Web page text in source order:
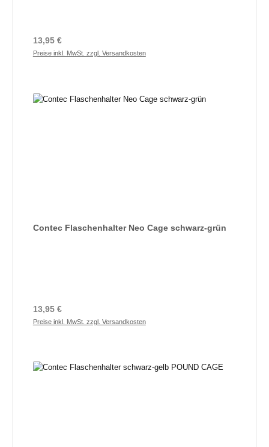
Regulärer Preis:
13,95 €
Preise inkl. MwSt. zzgl. Versandkosten
Contec Flaschenhalter Neo Cage schwarz-grün
Regulärer Preis:
13,95 €
Preise inkl. MwSt. zzgl. Versandkosten